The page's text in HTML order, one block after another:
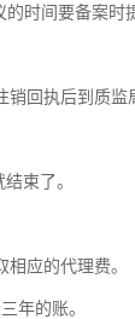
时间要备案时
销回执后到质监
束了。
相应的代理费。
年的账。